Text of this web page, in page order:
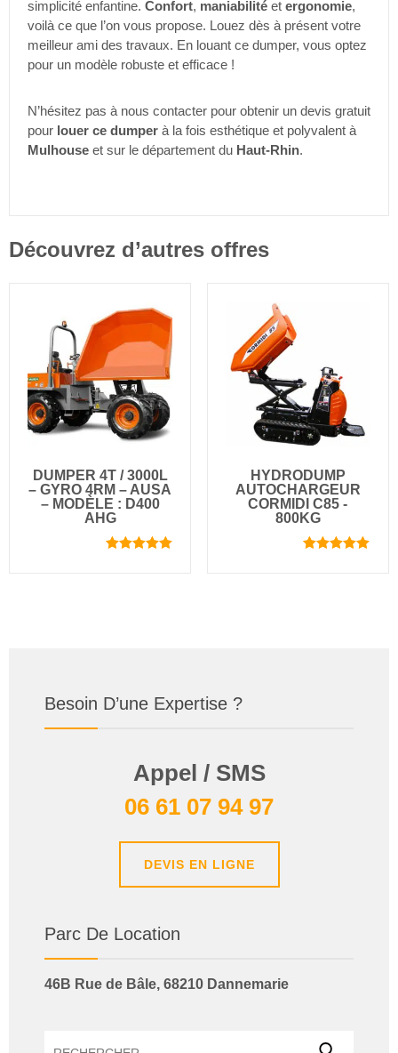
simplicité enfantine. Confort, maniabilité et ergonomie,
voilà ce que l’on vous propose. Louez dès à présent votre
meilleur ami des travaux. En louant ce dumper, vous optez
pour un modèle robuste et efficace !
N’hésitez pas à nous contacter pour obtenir un devis gratuit
pour louer ce dumper à la fois esthétique et polyvalent à
Mulhouse et sur le département du Haut-Rhin.
Découvrez d’autres offres
DUMPER 4T / 3000L
– GYRO 4RM – AUSA
– MODÈLE : D400
AHG
HYDRODUMP
AUTOCHARGEUR
CORMIDI C85 -
800KG
Besoin D’une Expertise ?
Appel / SMS
06 61 07 94 97
DEVIS EN LIGNE
Parc De Location
46B Rue de Bâle, 68210 Dannemarie